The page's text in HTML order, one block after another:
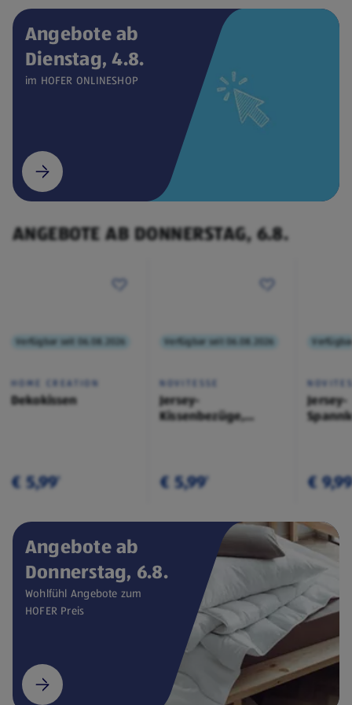
Verfügbar seit 04.08.2026
ONLINESHOP
€ 449,00
Angebote ab
Dienstag, 4.8.
im HOFER ONLINESHOP
(öffnet in einem neuen Tab)
ANGEBOTE AB DONNERSTAG, 6.8.
Verfügbar seit 06.08.2026
HOME CREATION
Dekokissen
€ 5,99¹
Verfügbar seit 06.08.2026
NOVITESSE
Jersey-
Kissenbezüge,
€ 5,99¹
Jersey-
€
Angebote ab
Donnerstag, 6.8.
Wohlfühl Angebote zum
HOFER Preis